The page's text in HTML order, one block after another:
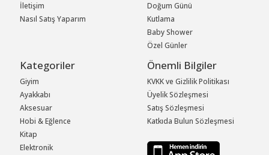
İletişim
Nasıl Satış Yaparım
Doğum Günü
Kutlama
Baby Shower
Özel Günler
Kategoriler
Giyim
Ayakkabı
Aksesuar
Hobi & Eğlence
Kitap
Elektronik
Önemli Bilgiler
KVKK ve Gizlilik Politikası
Üyelik Sözleşmesi
Satış Sözleşmesi
Katkıda Bulun Sözleşmesi